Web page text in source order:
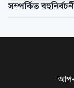
সম্পর্কিত